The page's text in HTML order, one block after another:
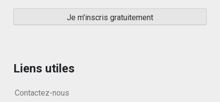
Liens utiles
Contactez-nous